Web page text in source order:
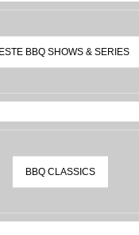
BBQ SHOWS & SERIES
BBQ CLASSICS